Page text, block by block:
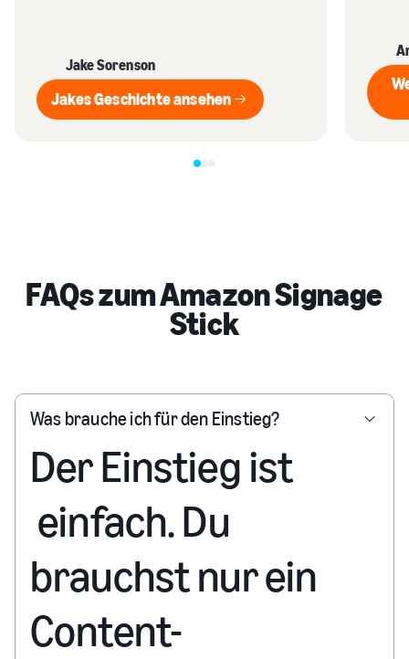
Jake Sorenson
Jakes Geschichte ansehen
Jakes Geschichte ansehen
FAQs zum Amazon Signage
Stick
Was brauche ich für den Einstieg?
Der Einstieg ist
einfach. Du
brauchst nur ein
Content-